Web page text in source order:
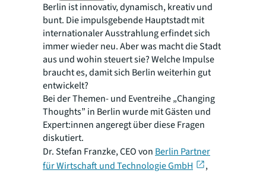
Berlin ist innovativ, dynamisch, kreativ und
bunt. Die impulsgebende Hauptstadt mit
internationaler Ausstrahlung erfindet sich
immer wieder neu. Aber was macht die Stadt
aus und wohin steuert sie? Welche Impulse
braucht es, damit sich Berlin weiterhin gut
entwickelt?
Bei der Themen- und Eventreihe „Changing
Thoughts” in Berlin wurde mit Gästen und
Expert:innen angeregt über diese Fragen
diskutiert.
Dr. Stefan Franzke, CEO von Berlin Partner
für Wirtschaft und Technologie GmbH
,